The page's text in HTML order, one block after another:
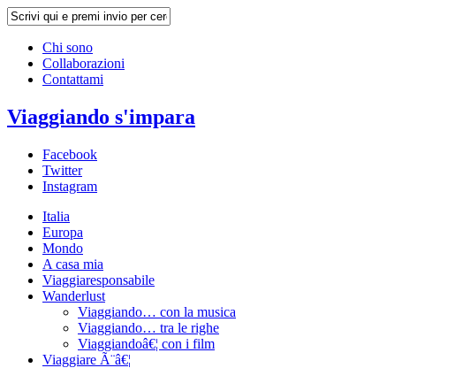
Chi sono
Collaborazioni
Contattami
Viaggiando s'impara
Facebook
Twitter
Instagram
Italia
Europa
Mondo
A casa mia
Viaggiaresponsabile
Wanderlust
Viaggiando… con la musica
Viaggiando… tra le righe
Viaggiandoâ€¦ con i film
Viaggiare Ã¨â€¦